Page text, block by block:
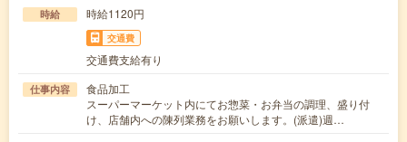
時給 時給1120円
交通費
交通費支給有り
仕事内容
食品加工
スーパーマーケット内にてお惣菜・お弁当の調理、盛り付
け、店舗内への陳列業務をお願いします。(派遣)週…